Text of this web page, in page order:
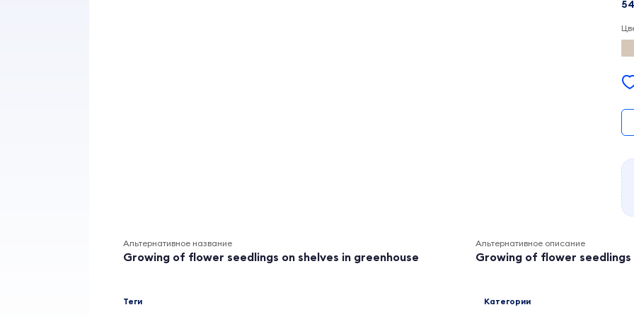
Альтернативное название
Growing of flower seedlings on shelves in greenhouse
Альтернативное описание
Growing of flower seedlings
Теги Категории